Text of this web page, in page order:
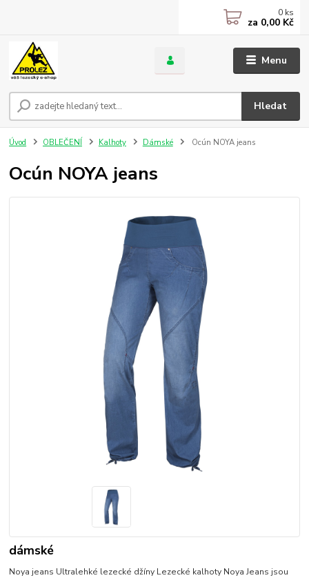
Menu
Hledat
0 ks
za 0,00 Kč
Úvod OBLEČENÍ Kalhoty Dámské Ocún NOYA jeans
Ocún NOYA jeans
dámské
Noya jeans Ultralehké lezecké džíny Lezecké kalhoty Noya Jeans jsou